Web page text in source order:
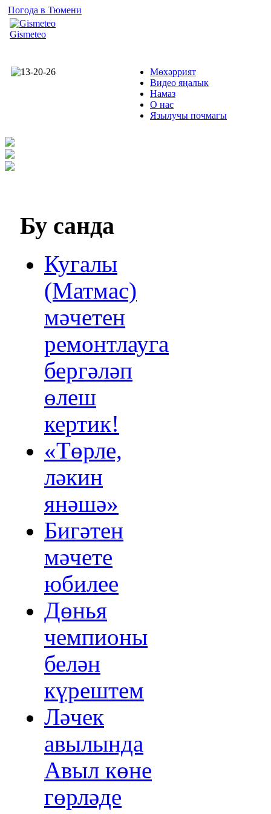
Погода в Тюмени
Gismeteo
Мөхәррият
Видео яңалык
Намаз
О нас
Язылучы почмагы
Бу санда
Кугалы
(Матмас)
мәчетен
ремонтлауга
бергәләп
өлеш
кертик!
«Төрле,
ләкин
янәшә»
Бигәтен
мәчете
юбилее
Дөнья
чемпионы
белән
күрештем
Ләчек
авылында
Авыл көне
гөрләде